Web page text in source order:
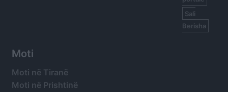
Sali
Berisha
Moti
Moti në Tiranë
Moti në Prishtinë